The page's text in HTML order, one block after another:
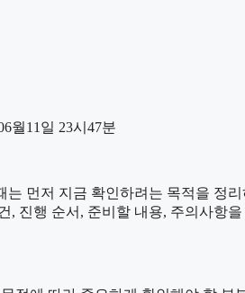
월11일 23시47분
는 먼저 지금 확인하려는 목적을 정
, 진행 순서, 준비할 내용, 주의사항